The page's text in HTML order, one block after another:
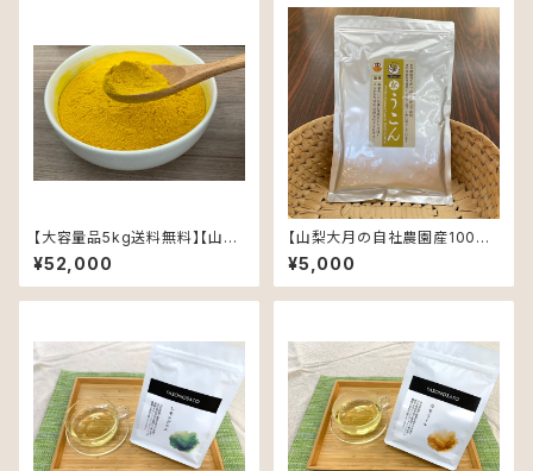
【大容量品5kg送料無料】【山梨
大月の自社農園産100%】【農薬
不使用】秋ウコン粉末 【大きい寒
暖差でまろやかな味】
¥52,000
【山梨大月の自社農園産100%】
【農薬不使用】秋ウコン粉末300
g【お茶やカレーに】【お得な徳
用サイズ】
¥5,000